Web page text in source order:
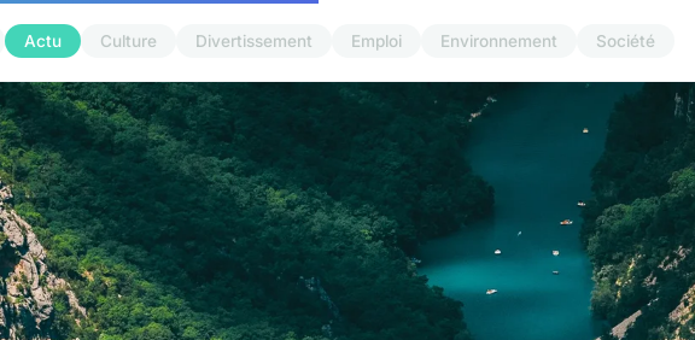
Actu Culture Divertissement Emploi Environnement Société